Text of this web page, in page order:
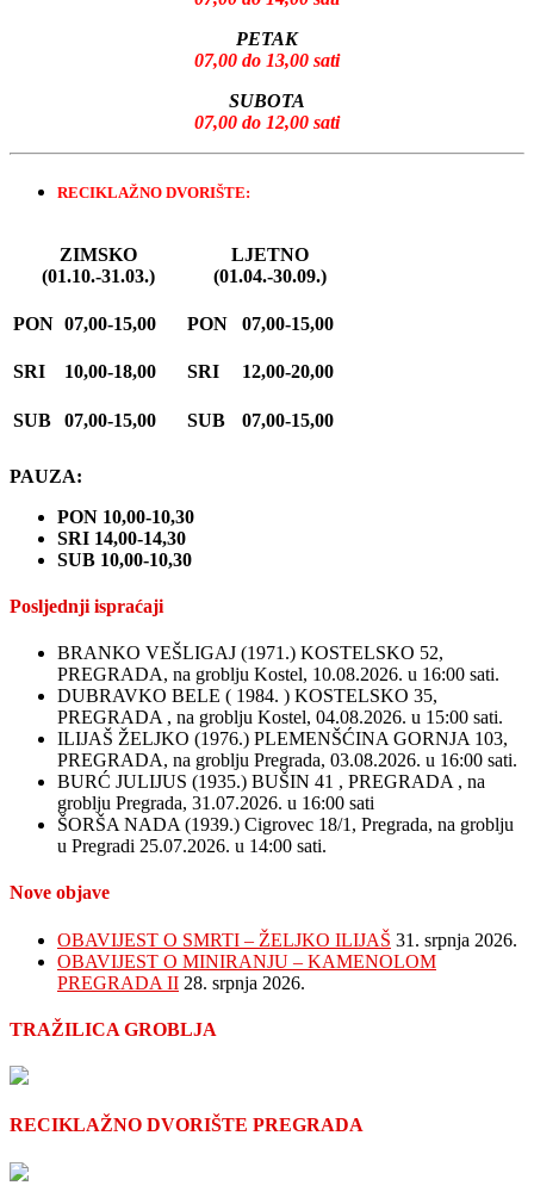
PETAK
07,00 do 13,00 sati
SUBOTA
07,00 do 12,00 sati
RECIKLAŽNO DVORIŠTE:
ZIMSKO
(01.10.-31.03.)
LJETNO
(01.04.-30.09.)
PON 07,00-15,00 PON 07,00-15,00
SRI 10,00-18,00 SRI 12,00-20,00
SUB 07,00-15,00 SUB 07,00-15,00
PAUZA:
PON 10,00-10,30
SRI 14,00-14,30
SUB 10,00-10,30
Posljednji ispraćaji
BRANKO VEŠLIGAJ (1971.) KOSTELSKO 52,
PREGRADA, na groblju Kostel, 10.08.2026. u 16:00 sati.
DUBRAVKO BELE ( 1984. ) KOSTELSKO 35,
PREGRADA , na groblju Kostel, 04.08.2026. u 15:00 sati.
ILIJAŠ ŽELJKO (1976.) PLEMENŠĆINA GORNJA 103,
PREGRADA, na groblju Pregrada, 03.08.2026. u 16:00 sati.
BURĆ JULIJUS (1935.) BUŠIN 41 , PREGRADA , na
groblju Pregrada, 31.07.2026. u 16:00 sati
ŠORŠA NADA (1939.) Cigrovec 18/1, Pregrada, na groblju
u Pregradi 25.07.2026. u 14:00 sati.
Nove objave
OBAVIJEST O SMRTI – ŽELJKO ILIJAŠ 31. srpnja 2026.
OBAVIJEST O MINIRANJU – KAMENOLOM
PREGRADA II 28. srpnja 2026.
TRAŽILICA GROBLJA
RECIKLAŽNO DVORIŠTE PREGRADA